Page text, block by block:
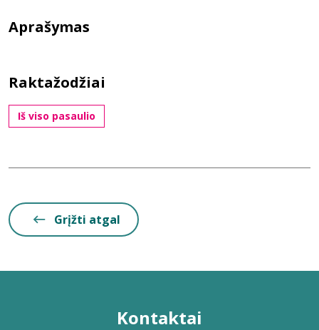
Aprašymas
Raktažodžiai
Iš viso pasaulio
Grįžti atgal
Kontaktai